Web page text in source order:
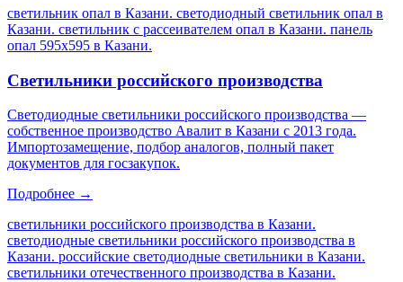
светильник опал в Казани. светодиодный светильник опал в
Казани. светильник с рассеивателем опал в Казани. панель
опал 595х595 в Казани.
Светильники российского производства
Светодиодные светильники российского производства —
собственное производство Авалит в Казани с 2013 года.
Импортозамещение, подбор аналогов, полный пакет
документов для госзакупок.
Подробнее →
светильники российского производства в Казани.
светодиодные светильники российского производства в
Казани. российские светодиодные светильники в Казани.
светильники отечественного производства в Казани.